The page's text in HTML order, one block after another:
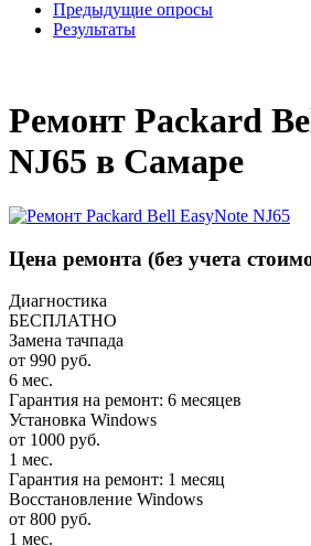
Предыдущие опросы
Результаты
Ремонт Packard
NJ65 в Самаре
Цена ремонта (без учета
Диагностика
БЕСПЛАТНО
Замена тачпада
от 990 руб.
6 мес.
Гарантия на ремонт: 6 месяцев
Установка Windows
от 1000 руб.
1 мес.
Гарантия на ремонт: 1 месяц
Восстановление Windows
от 800 руб.
1 мес.